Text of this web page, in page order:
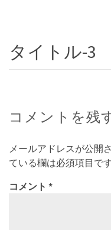
タイトル-3
コメントを残
メールアドレスが公開
ている欄は必須項目で
コメント *